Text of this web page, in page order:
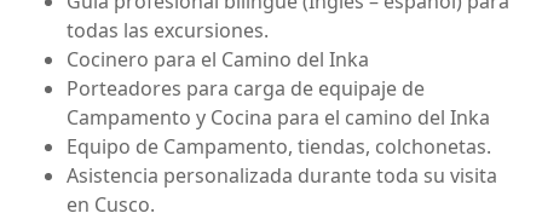
todas las excursiones.
Cocinero para el Camino del Inka
Porteadores para carga de equipaje de
Campamento y Cocina para el camino del Inka
Equipo de Campamento, tiendas, colchonetas.
Asistencia personalizada durante toda su visita
en Cusco.